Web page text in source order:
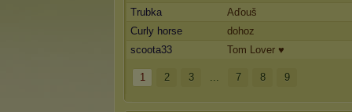
Trubka
Aďouš
Curly horse
dohoz
scoota33
Tom Lover ♥
1 2 3 ... 7 8 9